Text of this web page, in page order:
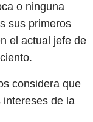
o ninguna
sus primeros
el actual jefe de
considera que
de la